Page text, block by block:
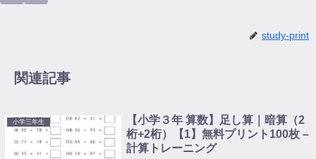
study-print
関連記事
小学三年生
【小学３年 算数】足し算｜暗算（2
桁+2桁）【1】無料プリント100枚 –
計算トレーニング